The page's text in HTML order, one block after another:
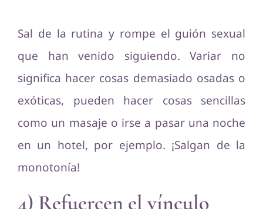
Sal de la rutina y rompe el guión sexual
que han venido siguiendo. Variar no
significa hacer cosas demasiado osadas o
exóticas, pueden hacer cosas sencillas
como un masaje o irse a pasar una noche
en un hotel, por ejemplo. ¡Salgan de la
monotonía!
4) Refuercen el vínculo